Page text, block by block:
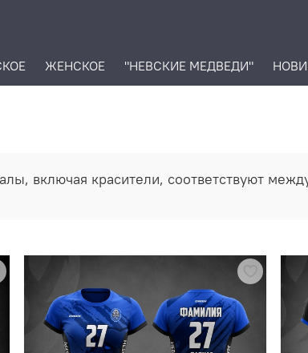
ЖЕНСКОЕ "НЕВСКИЕ МЕДВЕДИ"
включая красители, соответствуют